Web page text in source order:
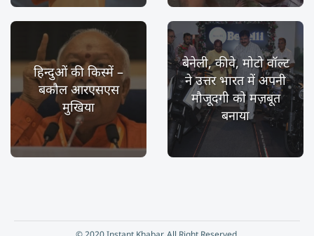
हिन्दुओं की किस्में –
बकौल आरएसएस
मुखिया
बेनेली, कीवे, मोटो वॉल्ट
ने उत्तर भारत में अपनी
मौजूदगी को मज़बूत
बनाया